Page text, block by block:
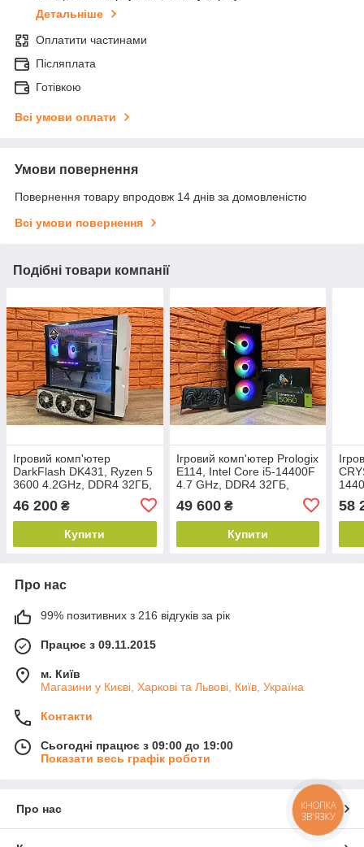
Детальніше
Оплатити частинами
Післяплата
Готівкою
Всі умови оплати
Умови повернення
Повернення товару впродовж 14 днів за домовленістю
Всі умови повернення
Подібні товари компанії
Ігровий комп'ютер
DarkFlash DK431, Ryzen 5
3600 4.2GHz, DDR4 32ГБ,
10ГБ GDDR6X
46 200 ₴
Купити
Ігровий комп'ютер Prologix
E114, Intel Core i5-14400F
4.7 GHz, DDR4 32ГБ,
NVME 1TB, RTX 5060 8ГБ
NEW
49 600₴
Купити
58
Про нас
99% позитивних з 216 відгуків за рік
Працює з 09.11.2015
м. Київ
Магазини у Києві, Харкові та Львові, Київ, Україна
Контакти
Сьогодні працює з 09:00 до 19:00
Показати весь графік роботи
Про нас
КНОПКА
ЗВ'ЯЗКУ